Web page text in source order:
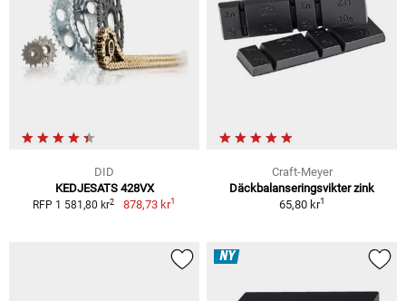
DID
KEDJESATS 428VX
RFP 1 581,80 kr2 878,73 kr1
Craft-Meyer
Däckbalanseringsvikter zink
65,80 kr1
NY